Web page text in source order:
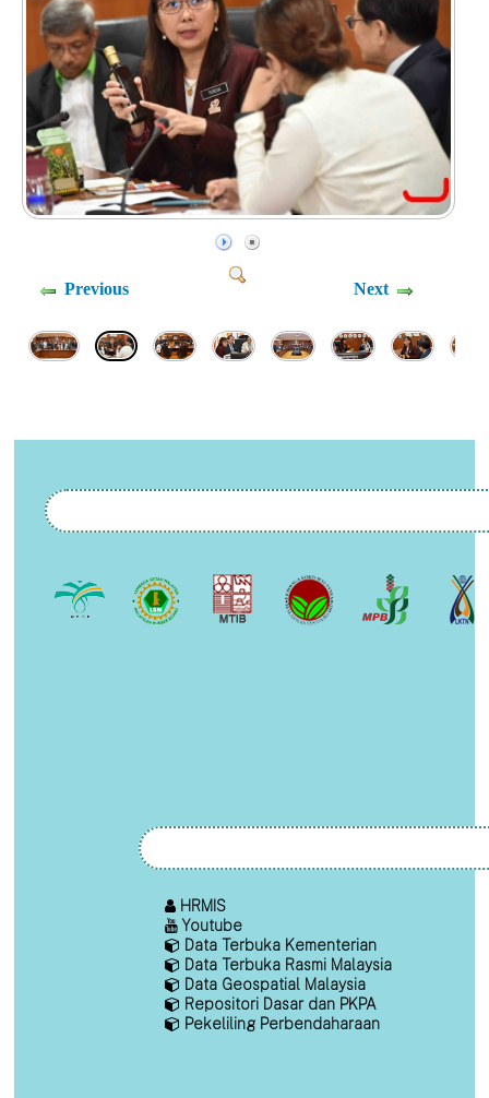
Previous Next
HRMIS
Youtube
Data Terbuka Kementerian
Data Terbuka Rasmi Malaysia
Data Geospatial Malaysia
Repositori Dasar dan PKPA
Pekeliling Perbendaharaan